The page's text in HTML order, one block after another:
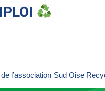
l’association Sud Oise